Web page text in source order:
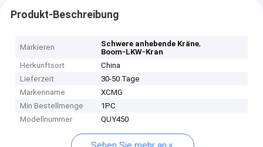
Produkt-Beschreibung
Markieren Schwere anhebende Kräne,
Boom-LKW-Kran
Herkunftsort
China
Lieferzeit
30-50 Tage
Markenname
XCMG
Min Bestellmenge
1PC
Modellnummer
QUY450